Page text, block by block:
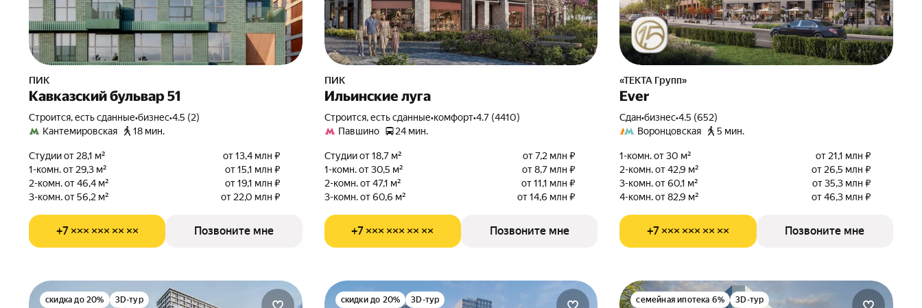
ПИК
Кавказский бульвар 51
Строится, есть сданные•бизнес•4.5 (2)
Кантемировская
18 мин.
Студии от 28,1 м²
от 13,4 млн ₽
1-комн. от 29,3 м²
от 15,1 млн ₽
2-комн. от 46,4 м²
от 19,1 млн ₽
3-комн. от 56,2 м²
от 22,0 млн ₽
+7 ××× ××× ×× ×× Позвоните мне
ПИК
Ильинские луга
Строится, есть сданные•комфорт•4.7 (4410)
Павшино
24 мин.
Студии от 18,7 м²
от 7,2 млн ₽
1-комн. от 30,5 м²
от 8,7 млн ₽
2-комн. от 47,1 м²
от 11,1 млн ₽
3-комн. от 60,6 м²
от 14,6 млн ₽
+7 ××× ××× ×× ×× Позвоните мне
«ТЕКТА Групп»
Ever
Сдан•бизнес•4.5 (652)
Воронцовская
5 мин.
1-комн. от 30 м²
от 21,1 млн ₽
2-комн. от 42,9 м²
от 26,5 млн ₽
3-комн. от 60,1 м²
от 35,3 млн ₽
4-комн. от 82,9 м²
от 46,3 млн ₽
+7 ××× ××× ×× ×× Позвоните мне
скидка до 20% 3D-тур скидки до 20% 3D-тур семейная ипотека 6% 3D-тур